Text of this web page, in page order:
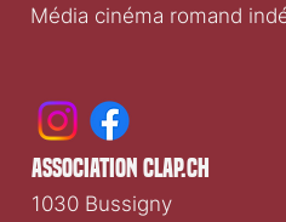
Média cinéma romand
association clap.ch
1030 Bussigny